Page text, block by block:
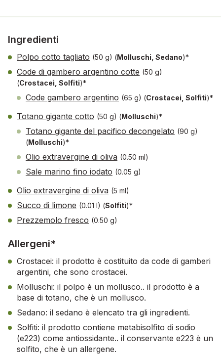
Ingredienti
Polpo cotto tagliato (50 g) (Molluschi, Sedano)*
Code di gambero argentino cotte (50 g)
(Crostacei, Solfiti)*
Code gambero argentino (65 g) (Crostacei, Solfiti)*
Totano gigante cotto (50 g) (Molluschi)*
Totano gigante del pacifico decongelato (90 g)
(Molluschi)*
Olio extravergine di oliva (0.50 ml)
Sale marino fino iodato (0.05 g)
Olio extravergine di oliva (5 ml)
Succo di limone (0.01 l) (Solfiti)*
Prezzemolo fresco (0.50 g)
Allergeni*
Crostacei: il prodotto è costituito da code di gamberi
argentini, che sono crostacei.
Molluschi: il polpo è un mollusco.. il prodotto è a
base di totano, che è un mollusco.
Sedano: il sedano è elencato tra gli ingredienti.
Solfiti: il prodotto contiene metabisolfito di sodio
(e223) come antiossidante.. il conservante e223 è un
solfito, che è un allergene.